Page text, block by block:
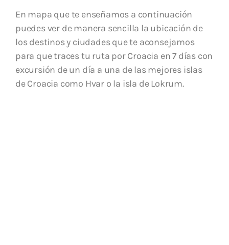
En mapa que te enseñamos a continuación
puedes ver de manera sencilla la ubicación de
los destinos y ciudades que te aconsejamos
para que traces tu ruta por Croacia en 7 días con
excursión de un día a una de las mejores islas
de Croacia como Hvar o la isla de Lokrum.